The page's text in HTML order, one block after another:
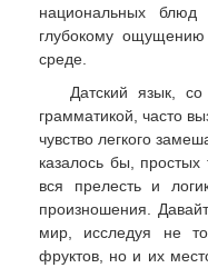
национальных
глубокому
среде.
Датский язык,
грамматикой, часто
чувство легкого
казалось бы,
вся прелесть и
произношения.
мир, исследуя не
фруктов, но и их